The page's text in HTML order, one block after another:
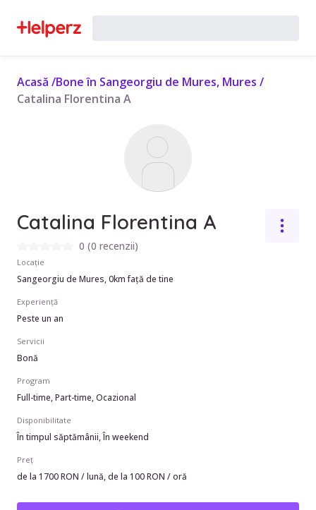
Acasă /Bone în Sangeorgiu de Mures, Mures /
Catalina Florentina A
Catalina Florentina A
0 (0 recenzii)
Locație
Sangeorgiu de Mures, 0km față de tine
Experiență
Peste un an
Servicii
Bonă
Program
Full-time, Part-time, Ocazional
Disponibilitate
În timpul săptămânii, În weekend
Preț
de la 1700 RON / lună, de la 100 RON / oră